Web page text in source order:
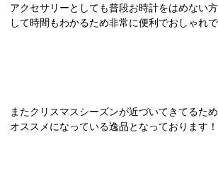
アクセサリーとしても普段お時計をはめない
して時間もわかるため非常に便利でおしゃれで
またクリスマスシーズンが近づいてきてるた
オススメになっている逸品となっております！